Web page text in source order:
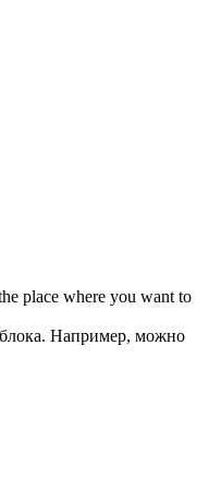
place where you want to
Например, можно